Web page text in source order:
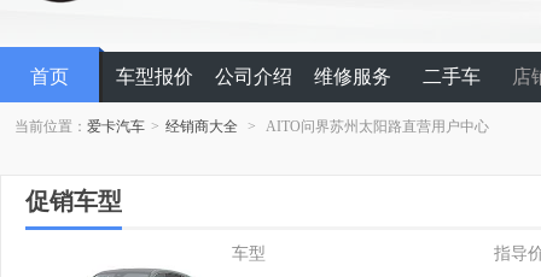
首页 车型报价 公司介绍 维修服务 二手车 店
当前位置：爱卡汽车 > 经销商大全 > AITO问界苏州太阳路直营用户中心
促销车型
车型 指导